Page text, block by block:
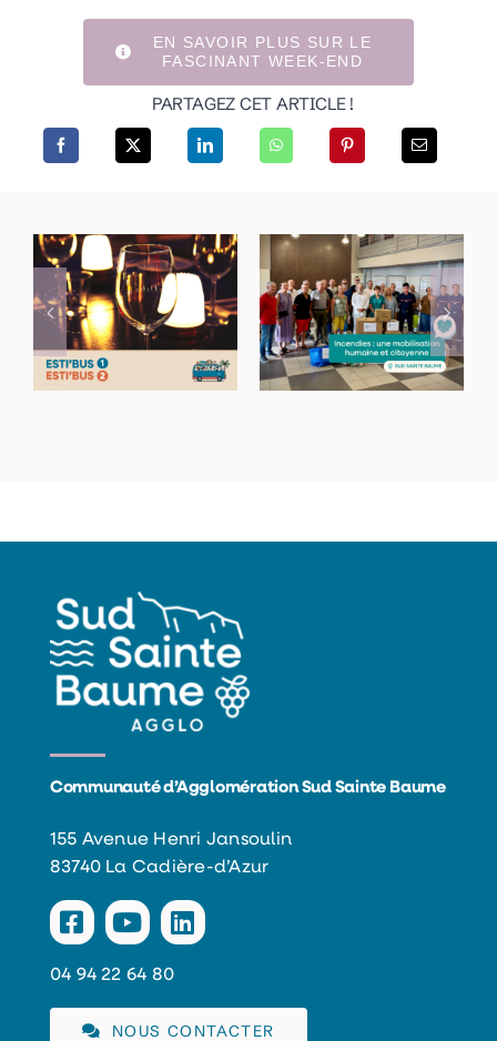
EN SAVOIR PLUS SUR LE
FASCINANT WEEK-END
PARTAGEZ CET ARTICLE !
Rejoignez vos lieux
de sortie avec les
navettes Esti’Bus
Incendies dans le
Haut-Var : une
mobilisation
humaine et
citoyenne
Communauté d’Agglomération Sud Sainte Baume
155 Avenue Henri Jansoulin
83740 La Cadière-d’Azur
04 94 22 64 80
NOUS CONTACTER